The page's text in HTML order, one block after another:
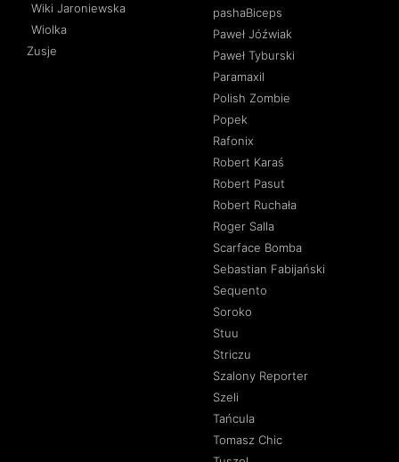
Wiki Jaroniewska
Wiolka
Zusje
pashaBiceps
Paweł Jóźwiak
Paweł Tyburski
Paramaxil
Polish Zombie
Popek
Rafonix
Robert Karaś
Robert Pasut
Robert Ruchała
Roger Salla
Scarface Bomba
Sebastian Fabijański
Sequento
Soroko
Stuu
Striczu
Szalony Reporter
Szeli
Tańcula
Tomasz Chic